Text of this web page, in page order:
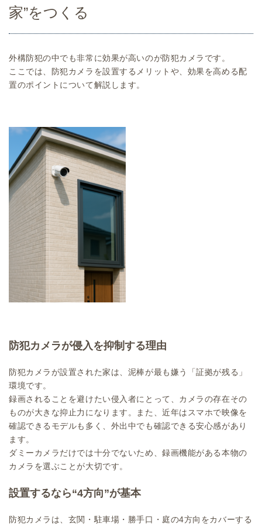
家”をつくる
外構防犯の中でも非常に効果が高いのが防犯カメラです。
ここでは、防犯カメラを設置するメリットや、効果を高める配
置のポイントについて解説します。
防犯カメラが侵入を抑制する理由
防犯カメラが設置された家は、泥棒が最も嫌う「証拠が残る」
環境です。
録画されることを避けたい侵入者にとって、カメラの存在その
ものが大きな抑止力になります。また、近年はスマホで映像を
確認できるモデルも多く、外出中でも確認できる安心感があり
ます。
ダミーカメラだけでは十分でないため、録画機能がある本物の
カメラを選ぶことが大切です。
設置するなら“4方向”が基本
防犯カメラは、玄関・駐車場・勝手口・庭の4方向をカバーする